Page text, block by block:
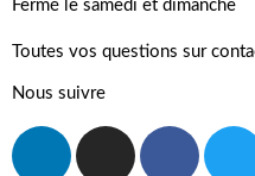
Fermé le samedi et dimanche
Toutes vos questions sur
Nous suivre